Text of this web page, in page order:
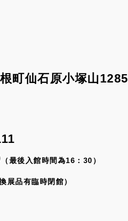
町仙石原小塚山1285
（最後入館時間為16：30）
展品有臨時閉館）